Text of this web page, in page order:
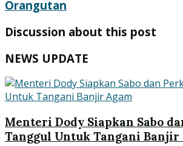
Orangutan
Discussion about this post
NEWS UPDATE
Menteri Dody Siapkan Sabo
Tanggul Untuk Tangani Banjir